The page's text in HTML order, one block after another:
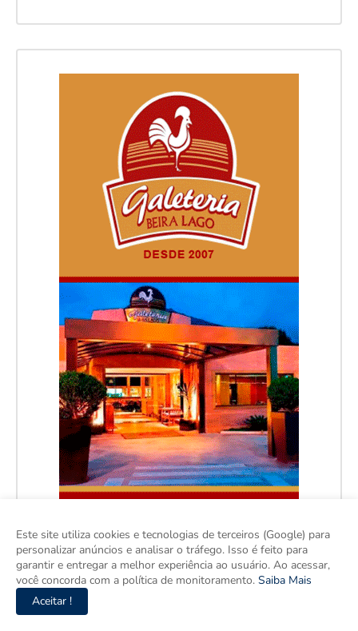
Este site utiliza cookies e tecnologias de terceiros (Google) para
personalizar anúncios e analisar o tráfego. Isso é feito para
garantir e entregar a melhor experiência ao usuário. Ao acessar,
você concorda com a política de monitoramento. Saiba Mais
Aceitar !